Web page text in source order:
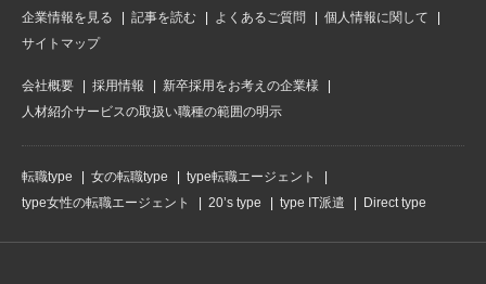
企業情報を見る
記事を読む よくあるご質問
個人情報に関して
サイトマップ
会社概要 採用情報
新卒採用をお考えの企業様
人材紹介サービスの取扱い職種の範囲の明示
転職type 女の転職type
type転職エージェント
type女性の転職エージェント
20’s type type IT派遣 Direct type